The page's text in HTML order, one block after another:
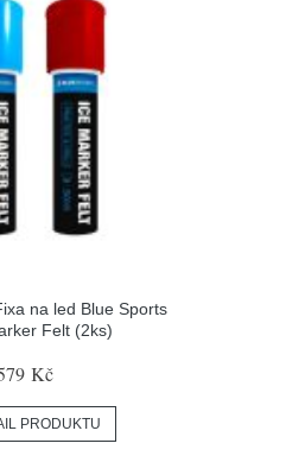
na led Blue Sports
Felt (2ks)
Kč
PRODUKTU